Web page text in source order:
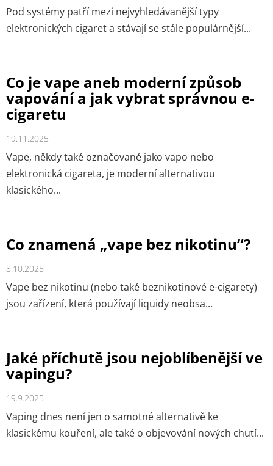
Pod systémy patří mezi nejvyhledávanější typy
elektronických cigaret a stávají se stále populárnější...
Co je vape aneb moderní způsob
vapování a jak vybrat správnou e-
cigaretu
19.11.2025
Vape, někdy také označované jako vapo nebo
elektronická cigareta, je moderní alternativou
klasického...
Co znamená „vape bez nikotinu“?
8.10.2025
Vape bez nikotinu (nebo také beznikotinové e-cigarety)
jsou zařízení, která používají liquidy neobsa...
Jaké příchutě jsou nejoblíbenější ve
vapingu?
19.9.2025
Vaping dnes není jen o samotné alternativě ke
klasickému kouření, ale také o objevování nových chutí...